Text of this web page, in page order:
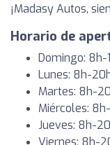
¡Madasy Autos,
Horario de
Domingo: 8h-
Lunes: 8h-
Martes: 8h-
Miércoles:
Jueves: 8h-
Viernes: 8h-